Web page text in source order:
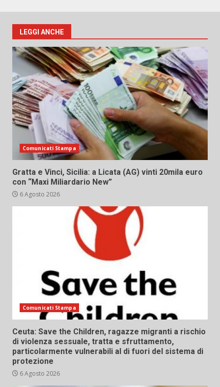
LEGGI ANCHE
Comunicati Stampa
Gratta e Vinci, Sicilia: a Licata (AG) vinti 20mila euro
con “Maxi Miliardario New”
6 Agosto 2026
Comunicati Stampa
Ceuta: Save the Children, ragazze migranti a rischio
di violenza sessuale, tratta e sfruttamento,
particolarmente vulnerabili al di fuori del sistema di
protezione
6 Agosto 2026